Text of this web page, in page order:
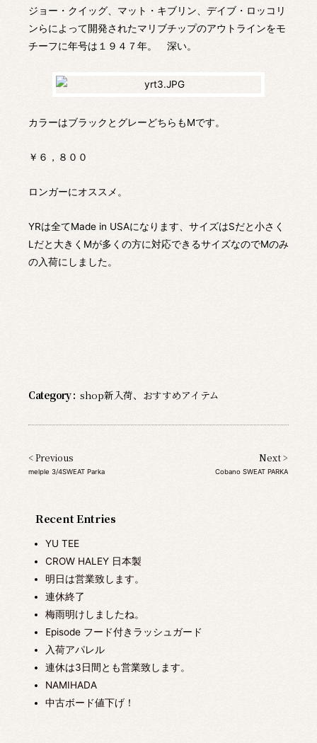
Recent Entries
YU TEE
CROW HALEY 日本製
明日は営業致します。
連休終了
梅雨明けしましたね。
Episode フード付きラッシュガード
入荷アパレル
連休は3日間とも営業致します。
NAMIHADA
中古ボード値下げ！
ジョー・クイッグ、マット・キブリン、デイブ・ロッコリ
ンらによって開発されたマリブチップのアウトラインをモ
チーフに年号は１９４７年。 深い。
カラーはブラックとグレーどちらもMです。
￥６，８００
ロンガーにオススメ。
YRは全てMade in USAになります、サイズはSだと小さく
Lだと大きくMが多くの方に対応できるサイズなのでMのみ
の入荷にしました。
Category : shop新入荷、 おすすめアイテム
< Previous
melple 3/4SWEAT Parka
Next >
Cobano SWEAT PARKA